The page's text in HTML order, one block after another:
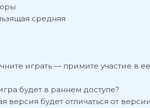
средняя
играть — примите участие в
будет в раннем доступе?
версия будет отличаться от